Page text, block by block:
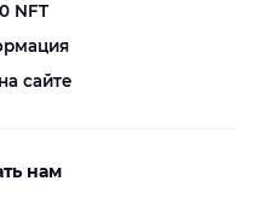
NFT
сайте
нам